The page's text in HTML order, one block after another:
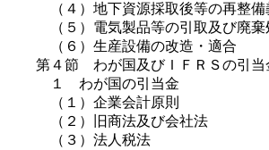
（４）地下資源採取後等の再整備
（５）電気製品等の引取及び廃棄
（６）生産設備の改造・適合
第４節 わが国及びＩＦＲＳの引当
１ わが国の引当金
（１）企業会計原則
（２）旧商法及び会社法
（３）法人税法